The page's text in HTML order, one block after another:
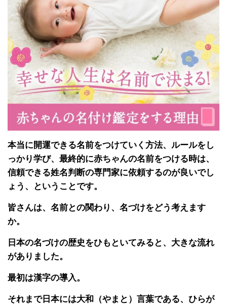
本当に開運できる名前をつけていく方法、ルールをし
っかり学び、最終的に赤ちゃんの名前をつける時は、
信頼できる姓名判断の専門家に依頼するのが良いでし
ょう、ということです。
皆さんは、名前との関わり、名づけをどう考えます
か。
日本の名づけの歴史をひもといてみると、大きな流れ
がありました。
最初は漢字の導入。
それまで日本には大和（やまと）言葉である、ひらが